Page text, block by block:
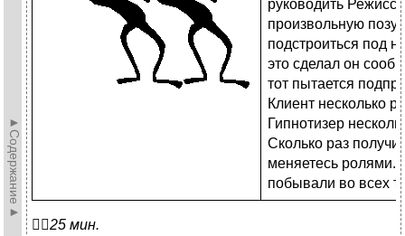
►Содержание►
руководить
произвольную позу,
подстроиться под
это сделал он
тот пытается
Клиент несколько
Гипнотизер
Сколько раз
меняетесь ролями.
побывали во всех
25 мин.